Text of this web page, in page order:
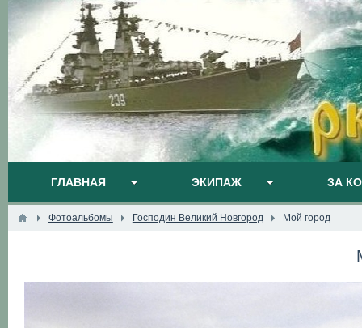
ГЛАВНАЯ ЭКИПАЖ ЗА
Фотоальбомы Господин Великий Новгород Мой город